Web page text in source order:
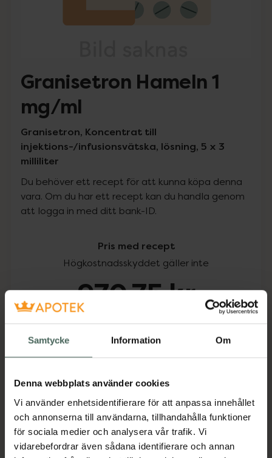
Samtycke Information Om
Denna webbplats använder cookies
Vi använder enhetsidentifierare för att anpassa innehållet
och annonserna till användarna, tillhandahålla funktioner
för sociala medier och analysera vår trafik. Vi
vidarebefordrar även sådana identifierare och annan
Granisetron Hameln 1
mg/ml
Granisetron, Koncentrat till
injektions-/infusionsvätska, lösning, 5 x 3
milliliter
Du behöver ett recept för att kunna köpa denna
vara. Om du har ett recept kan du handla genom
att logga in med ditt bank-ID.
Pris med recept
Högkostnadsskyddet gäller inte
970,75 kr
Köp via ditt recept
Beskrivning